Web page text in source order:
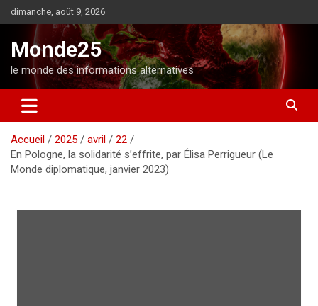
l
o
n
dimanche, août 9, 2026
Monde25
le monde des informations alternatives
Accueil 2025 avril
22
En Pologne, la solidarité s’effrite, par Élisa Perrigueur (Le
Monde diplomatique, janvier 2023)